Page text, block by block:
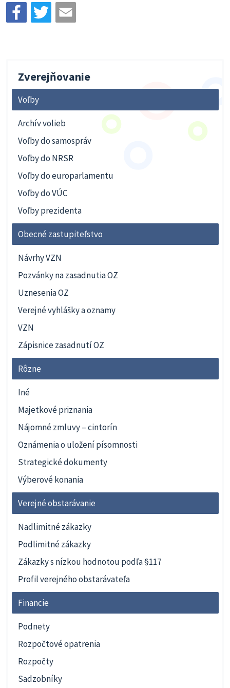
Zverejňovanie
Voľby
Archív volieb
Voľby do samospráv
Voľby do NRSR
Voľby do europarlamentu
Voľby do VÚC
Voľby prezidenta
Obecné zastupiteľstvo
Návrhy VZN
Pozvánky na zasadnutia OZ
Uznesenia OZ
Verejné vyhlášky a oznamy
VZN
Zápisnice zasadnutí OZ
Rôzne
Iné
Majetkové priznania
Nájomné zmluvy – cintorín
Oznámenia o uložení písomnosti
Strategické dokumenty
Výberové konania
Verejné obstarávanie
Nadlimitné zákazky
Podlimitné zákazky
Zákazky s nízkou hodnotou podľa §117
Profil verejného obstarávateľa
Financie
Podnety
Rozpočtové opatrenia
Rozpočty
Sadzobníky